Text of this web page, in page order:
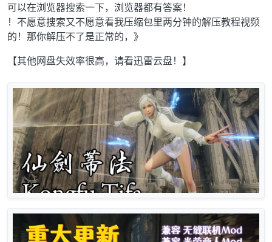
可以在浏览器搜索一下，浏览器都有答案！
！不愿意搜索又不愿意看我压缩包里两分钟的解压教程视频
的！那你解压不了是正常的，》
【其他网盘失效率很高，请看迅雷云盘！】